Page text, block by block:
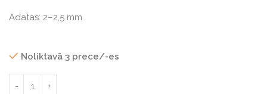
Adatas: 2–2,5 mm
Noliktavā 3 prece/-es